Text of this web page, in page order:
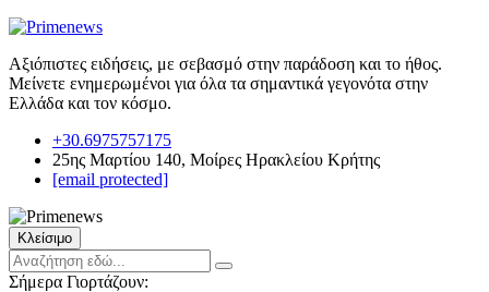
Αξιόπιστες ειδήσεις, με σεβασμό στην παράδοση και το ήθος.
Μείνετε ενημερωμένοι για όλα τα σημαντικά γεγονότα στην
Ελλάδα και τον κόσμο.
+30.6975757175
25ης Μαρτίου 140, Μοίρες Ηρακλείου Κρήτης
[email protected]
Κλείσιμο
Σήμερα Γιορτάζουν: